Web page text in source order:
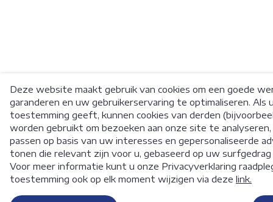
Deze website maakt gebruik van cookies om een goede
garanderen en uw gebruikerservaring te optimaliseren. Als
toestemming geeft, kunnen cookies van derden
worden gebruikt om bezoeken aan onze site te
passen op basis van uw interesses en gepersonaliseerde
tonen die relevant zijn voor u, gebaseerd op uw
Voor meer informatie kunt u onze Privacyverklaring
toestemming ook op elk moment wijzigen via deze link.